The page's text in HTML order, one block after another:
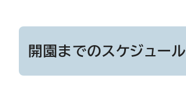
開園までのスケジュール